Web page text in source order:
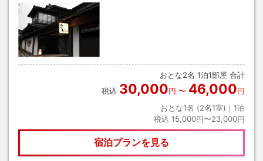
おとな2名 1泊1部屋 合計
税込 30,000円 〜 46,000円
おとな1名 (2名1室)｜ 1泊
税込 15,000円〜23,000円
宿泊プランを見る